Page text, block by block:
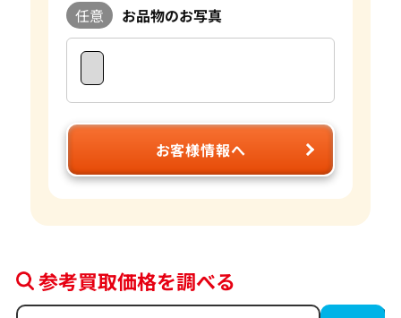
任意 お品物のお写真
お客様情報へ
参考買取価格を調べる